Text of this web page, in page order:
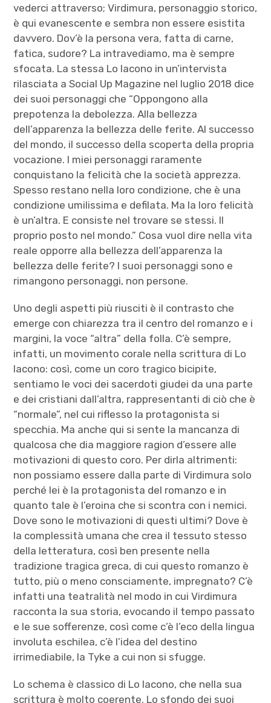
vederci attraverso; Virdimura, personaggio storico,
è qui evanescente e sembra non essere esistita
davvero. Dov’è la persona vera, fatta di carne,
fatica, sudore? La intravediamo, ma è sempre
sfocata. La stessa Lo Iacono in un’intervista
rilasciata a Social Up Magazine nel luglio 2018 dice
dei suoi personaggi che “Oppongono alla
prepotenza la debolezza. Alla bellezza
dell’apparenza la bellezza delle ferite. Al successo
del mondo, il successo della scoperta della propria
vocazione. I miei personaggi raramente
conquistano la felicità che la società apprezza.
Spesso restano nella loro condizione, che è una
condizione umilissima e defilata. Ma la loro felicità
è un’altra. E consiste nel trovare se stessi. Il
proprio posto nel mondo.” Cosa vuol dire nella vita
reale opporre alla bellezza dell’apparenza la
bellezza delle ferite? I suoi personaggi sono e
rimangono personaggi, non persone.
Uno degli aspetti più riusciti è il contrasto che
emerge con chiarezza tra il centro del romanzo e i
margini, la voce “altra” della folla. C’è sempre,
infatti, un movimento corale nella scrittura di Lo
Iacono: così, come un coro tragico bicipite,
sentiamo le voci dei sacerdoti giudei da una parte
e dei cristiani dall’altra, rappresentanti di ciò che è
“normale”, nel cui riflesso la protagonista si
specchia. Ma anche qui si sente la mancanza di
qualcosa che dia maggiore ragion d’essere alle
motivazioni di questo coro. Per dirla altrimenti:
non possiamo essere dalla parte di Virdimura solo
perché lei è la protagonista del romanzo e in
quanto tale è l’eroina che si scontra con i nemici.
Dove sono le motivazioni di questi ultimi? Dove è
la complessità umana che crea il tessuto stesso
della letteratura, così ben presente nella
tradizione tragica greca, di cui questo romanzo è
tutto, più o meno consciamente, impregnato? C’è
infatti una teatralità nel modo in cui Virdimura
racconta la sua storia, evocando il tempo passato
e le sue sofferenze, così come c’è l’eco della lingua
involuta eschilea, c’è l’idea del destino
irrimediabile, la Tyke a cui non si sfugge.
Lo schema è classico di Lo Iacono, che nella sua
scrittura è molto coerente. Lo sfondo dei suoi